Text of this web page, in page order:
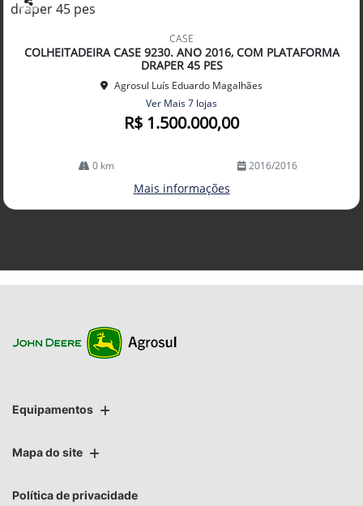
Co
arti
lhe
CASE
COLHEITADEIRA CASE 9230. ANO 2016, COM PLATAFORMA
DRAPER 45 PES
Agrosul Luís Eduardo Magalhães
Ver Mais 7 lojas
R$ 1.500.000,00
0 km 2016/2016
Mais informações
Equipamentos
Mapa do site
Política de privacidade